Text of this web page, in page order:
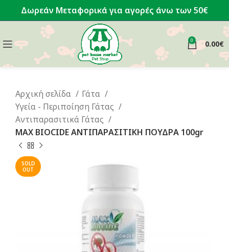
Δωρεάν Μεταφορικά για αγορές άνω των 50€
0 0.00€
Αρχική σελίδα
Γάτα
Υγεία - Περιποίηση Γάτας
Αντιπαρασιτικά Γάτας
MAX BIOCIDE ΑΝΤΙΠΑΡΑΣΙΤΙΚΗ ΠΟΥΔΡΑ 100gr
SOLD
OUT